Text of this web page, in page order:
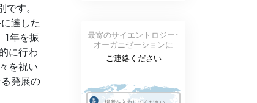
す。
達した
1年を振
に行わ
を祝い
発展の
最寄のサイエントロジー･
オーガニゼーションに
ご連絡ください